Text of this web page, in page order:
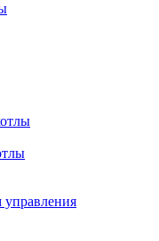
управления